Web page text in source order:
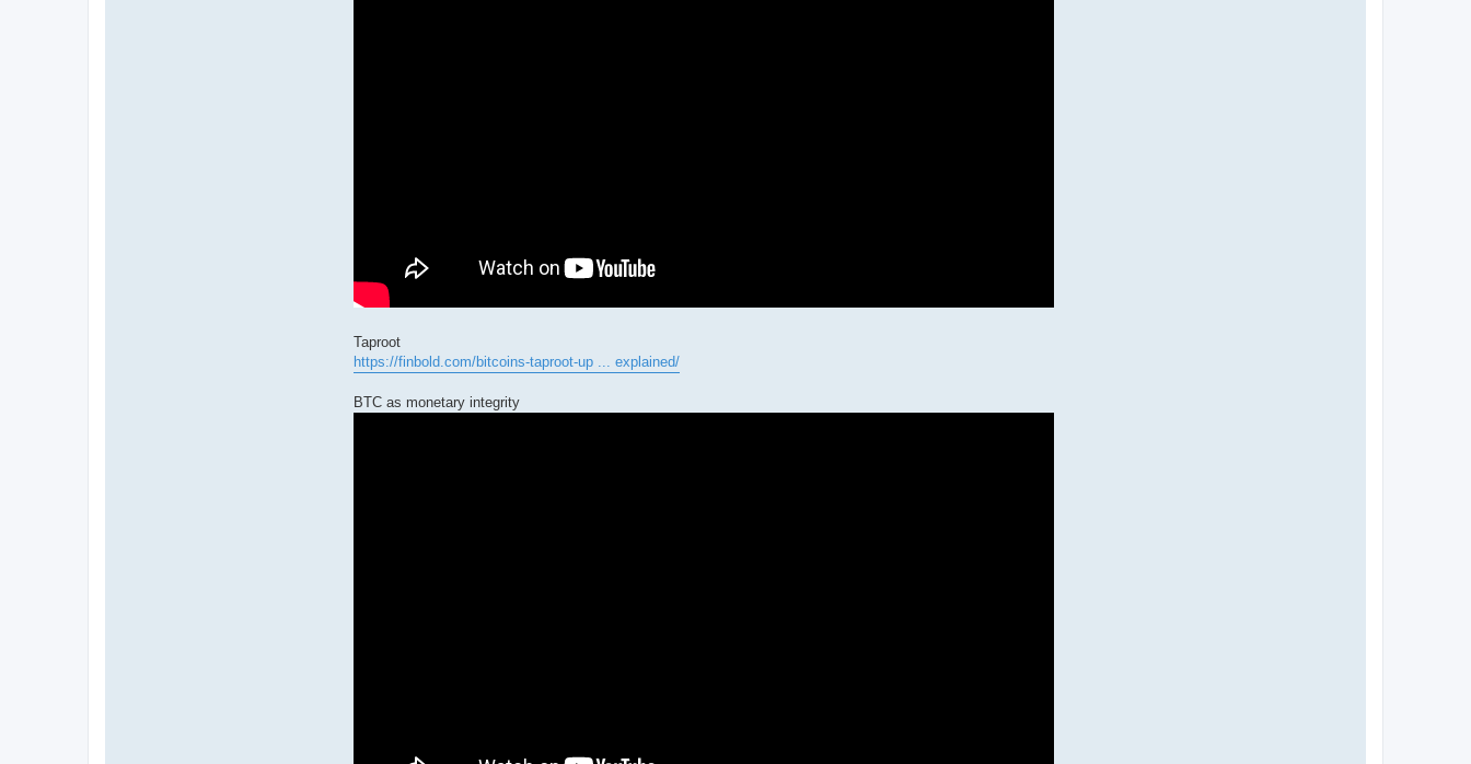
Taproot
https://finbold.com/bitcoins-taproot-up ... explained/
BTC as monetary integrity